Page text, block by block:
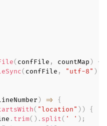
( confFile , countMap )
{
( confFile , "utf-8" )
) =>
{
( "location" ) )
{
. trim( ) . split( ' ' ) ;